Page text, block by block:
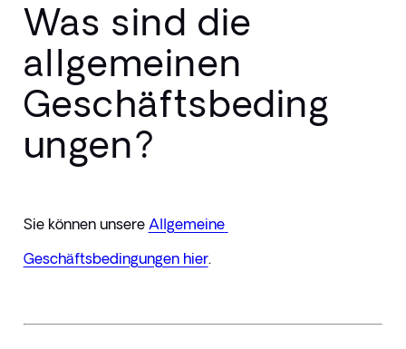
Was sind die
allgemeinen
Geschäftsbeding
ungen?
Sie können unsere Allgemeine
Geschäftsbedingungen hier.